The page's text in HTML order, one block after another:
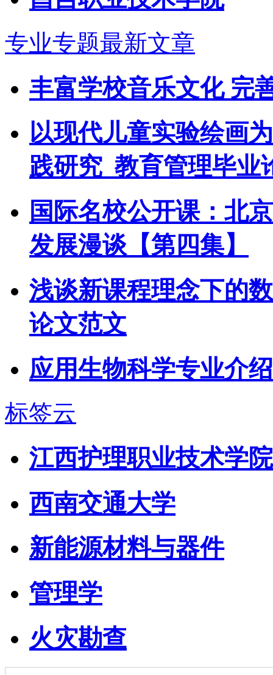
专业专题最新文章
丰富学校音乐文化 完
以现代儿童实验绘画
践研究_教育管理毕业
国际名校公开课：北
发展漫谈【第四集】
浅谈新课程理念下的
论文范文
应用生物科学专业介
标签云
江西护理职业技术学院
西南交通大学
新能源材料与器件
管理学
火灾勘查